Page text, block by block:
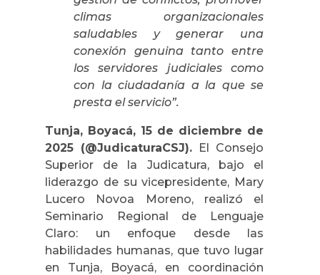
climas organizacionales
saludables y generar una
conexión genuina tanto entre
los servidores judiciales como
con la ciudadanía a la que se
presta el servicio”.
Tunja, Boyacá, 15 de diciembre de
2025 (@JudicaturaCSJ). El Consejo
Superior de la Judicatura, bajo el
liderazgo de su vicepresidente, Mary
Lucero Novoa Moreno, realizó el
Seminario Regional de Lenguaje
Claro: un enfoque desde las
habilidades humanas, que tuvo lugar
en Tunja, Boyacá, en coordinación